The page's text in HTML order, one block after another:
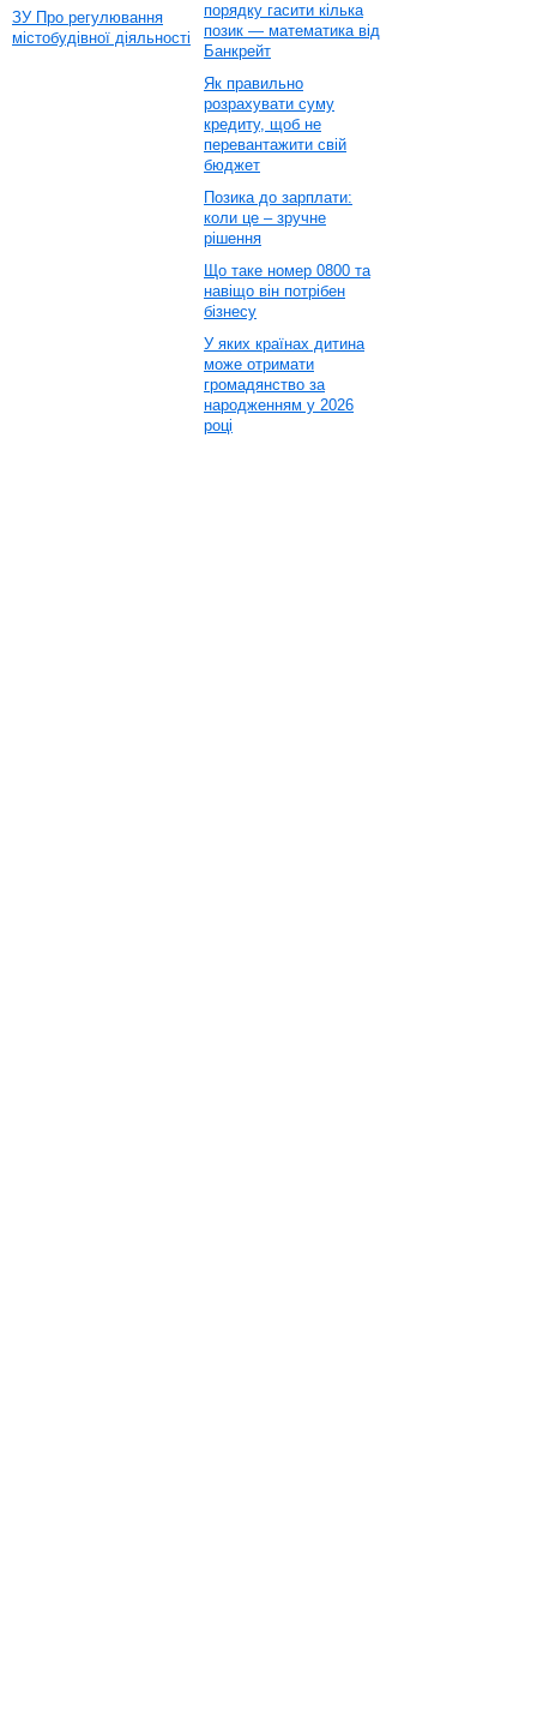
ЗУ Про регулювання
містобудівної діяльності
порядку гасити кілька
позик — математика від
Банкрейт
Як правильно
розрахувати суму
кредиту, щоб не
перевантажити свій
бюджет
Позика до зарплати:
коли це – зручне
рішення
Що таке номер 0800 та
навіщо він потрібен
бізнесу
У яких країнах дитина
може отримати
громадянство за
народженням у 2026
році